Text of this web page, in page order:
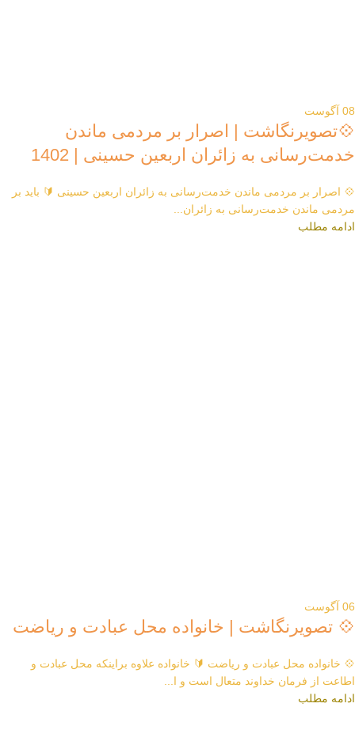
08 آگوست
💠تصویرنگاشت | اصرار بر مردمی ماندن
خدمت‌رسانی به زائران اربعین حسینی | 1402
💠 اصرار بر مردمی ماندن خدمت‌رسانی به زائران اربعین حسینی 🔰 باید بر
مردمی ماندن خدمت‌رسانی به زائران...
ادامه مطلب
06 آگوست
💠 تصویرنگاشت | خانواده محل عبادت و ریاضت
💠 خانواده محل عبادت و ریاضت 🔰 خانواده علاوه براینکه محل عبادت و
اطاعت از فرمان خداوند متعال است و ا...
ادامه مطلب